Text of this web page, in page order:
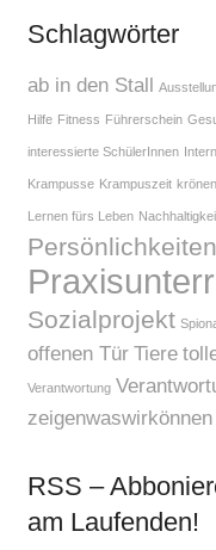
Schlagwörter
ab in den Stall
Hilfe Fitness Führerschein
interessierte SchülerInnen
Krampusse Krampuszeit
Lernen fürs Leben
Persönlichkeiten
Sozialprojekt
offenen Tür Tiere
Verantwortung
zeigenwaswirkönnen
RSS –
am Laufenden!